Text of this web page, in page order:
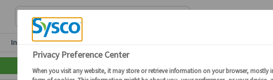
Inspiration
Connectez-vous devenez client pour obtenir plus de détails